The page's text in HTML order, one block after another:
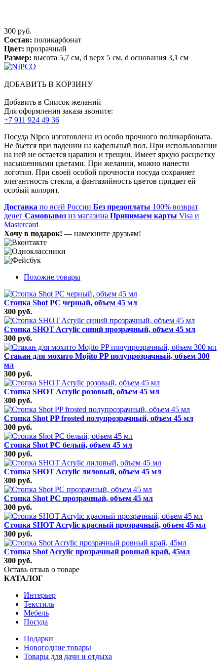
300 руб.
Состав: поликарбонат
Цвет: прозрачный
Размер: высота 5,7 см, d верх 5 см, d основания 3,1 см
ДОБАВИТЬ В КОРЗИНУ
Добавить в Список желаний
Для оформления заказа звоните:
+7 911 924 49 36
Посуда Nipco изготовлена из особо прочного поликарбоната.
Не бьется при падении на кафельный пол. При использовании
на ней не остается царапин и трещин. Имеет яркую расцветку
насышенными цветами. При желании, можно нанести
логотип. При своей особой прочности посуда сохраняет
элегантность стекла, а фантазийность цветов придает ей
особый колорит.
Доставка по всей России Без предоплаты 100% возврат
денег Самовывоз из магазина Принимаем карты Visa и
Mastercard
Хочу в подарок! — намекните друзьям!
Похожие товары
Стопка Shot РС черный, объем 45 мл
300 руб.
Стопка SHOT Acrylic синий прозрачный, объем 45 мл
300 руб.
Стакан для мохито Mojito PP полупрозрачный, объем 300
мл
300 руб.
Стопка SHOT Acrylic розовый, объем 45 мл
300 руб.
Стопка Shot PP frosted полупрозрачный, объем 45 мл
300 руб.
Стопка Shot РС белый, объем 45 мл
300 руб.
Стопка SHOT Acrylic лиловый, объем 45 мл
300 руб.
Стопка Shot РС прозрачный, объем 45 мл
300 руб.
Стопка SHOT Acrylic красный прозрачный, объем 45 мл
300 руб.
Стопка Shot Acrylic прозрачный ровный край, 45мл
300 руб.
Оставь отзыв о товаре
КАТАЛОГ
Интерьер
Текстиль
Мебель
Посуда
Подарки
Новогодние товары
Товары для дачи и отдыха